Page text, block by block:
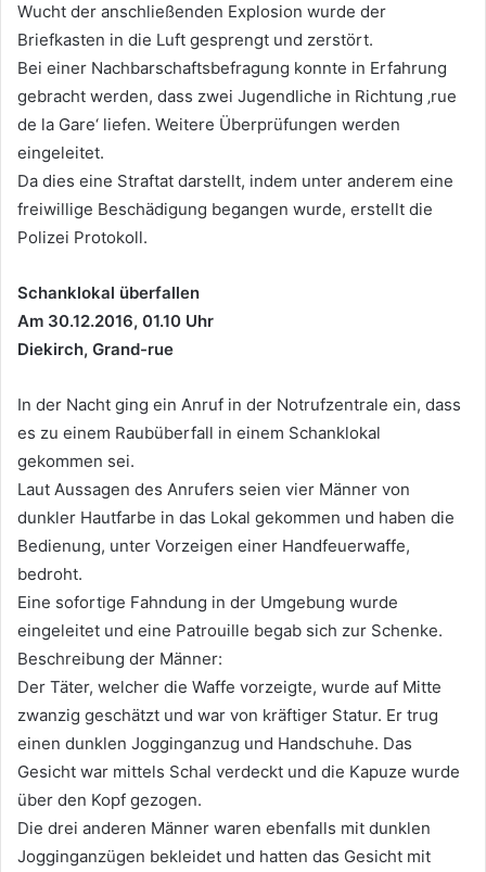
Wucht der anschließenden Explosion wurde der
Briefkasten in die Luft gesprengt und zerstört.
Bei einer Nachbarschaftsbefragung konnte in Erfahrung
gebracht werden, dass zwei Jugendliche in Richtung ‚rue
de la Gare‘ liefen. Weitere Überprüfungen werden
eingeleitet.
Da dies eine Straftat darstellt, indem unter anderem eine
freiwillige Beschädigung begangen wurde, erstellt die
Polizei Protokoll.
Schanklokal überfallen
Am 30.12.2016, 01.10 Uhr
Diekirch, Grand-rue
In der Nacht ging ein Anruf in der Notrufzentrale ein, dass
es zu einem Raubüberfall in einem Schanklokal
gekommen sei.
Laut Aussagen des Anrufers seien vier Männer von
dunkler Hautfarbe in das Lokal gekommen und haben die
Bedienung, unter Vorzeigen einer Handfeuerwaffe,
bedroht.
Eine sofortige Fahndung in der Umgebung wurde
eingeleitet und eine Patrouille begab sich zur Schenke.
Beschreibung der Männer:
Der Täter, welcher die Waffe vorzeigte, wurde auf Mitte
zwanzig geschätzt und war von kräftiger Statur. Er trug
einen dunklen Jogginganzug und Handschuhe. Das
Gesicht war mittels Schal verdeckt und die Kapuze wurde
über den Kopf gezogen.
Die drei anderen Männer waren ebenfalls mit dunklen
Jogginganzügen bekleidet und hatten das Gesicht mit